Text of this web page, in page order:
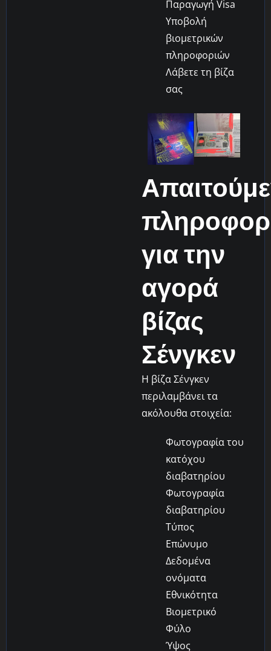
Παραγωγή Visa
Υποβολή
βιομετρικών
πληροφοριών
Λάβετε τη βίζα
σας
για την
αγορά
βίζας
Σένγκεν
Η βίζα Σένγκεν
περιλαμβάνει τα
ακόλουθα στοιχεία:
Φωτογραφία του
κατόχου
διαβατηρίου
Φωτογραφία
διαβατηρίου
Τύπος
Επώνυμο
Δεδομένα
ονόματα
Εθνικότητα
Βιομετρικό
Φύλο
Ύψος